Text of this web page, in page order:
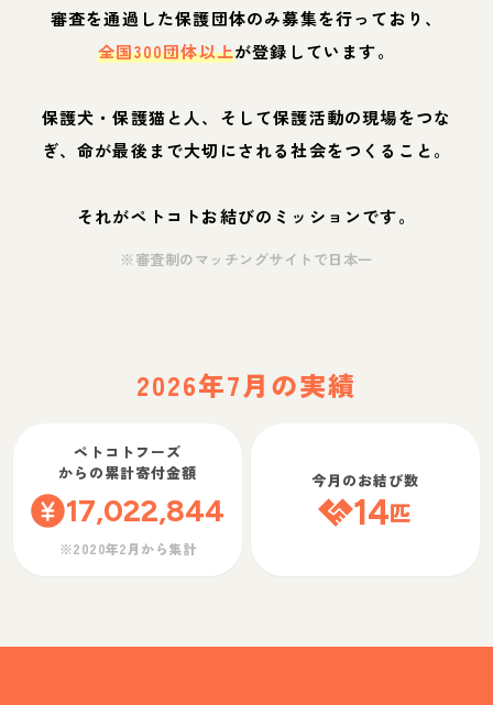
審査を通過した保護団体のみ募集を行っており、
全国300団体以上が登録しています。
保護犬・保護猫と人、そして保護活動の現場をつな
ぎ、命が最後まで大切にされる社会をつくること。
それがペトコトお結びのミッションです。
※審査制のマッチングサイトで日本一
2026年7月の実績
ペトコトフーズ
からの累計寄付金額
17,022,844
※2020年2月から集計
今月のお結び数
14匹